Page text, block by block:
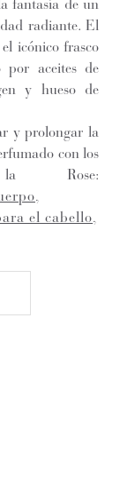
fantasía de un
radiante. El
icónico frasco
por aceites de
y hueso de
y prolongar la
con los
Rose:
el cabello